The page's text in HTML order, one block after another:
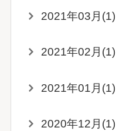
2021年03月(1)
2021年02月(1)
2021年01月(1)
2020年12月(1)